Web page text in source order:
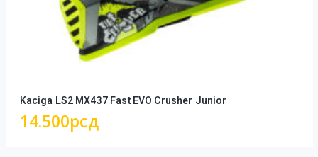
Kaciga LS2 MX437 Fast EVO Crusher Junior
14.500рсд